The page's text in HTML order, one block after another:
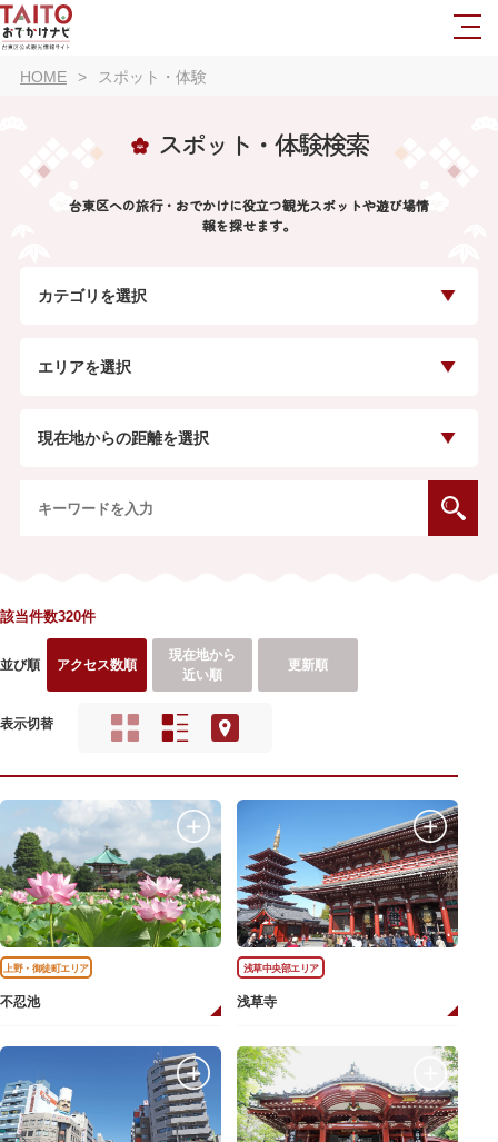
HOME スポット・体験
スポット・体験検索
台東区への旅行・おでかけに役立つ観光スポットや遊び場情
報を探せます。
カテゴリを選択
エリアを選択
現在地からの距離を選択
該当件数320件
並び順 アクセス数順
現在地から
近い順
更新順
表示切替
上野・御徒町エリア
不忍池
浅草中央部エリア
浅草寺